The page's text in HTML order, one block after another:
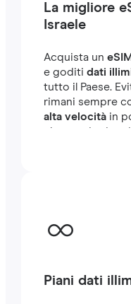
La migliore
Israele
Acquista un
e goditi dati
tutto il Paese.
rimani sempre
alta velocitàin
che tu stia
Piani dati